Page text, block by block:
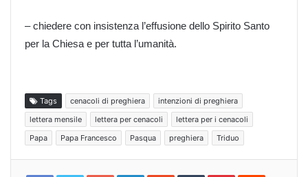
– chiedere con insistenza l’effusione dello Spirito Santo
per la Chiesa e per tutta l’umanità.
Tags cenacoli di preghiera
intenzioni di preghiera
lettera mensile
lettera per cenacoli
lettera per i cenacoli
Papa
Papa Francesco Pasqua preghiera Triduo